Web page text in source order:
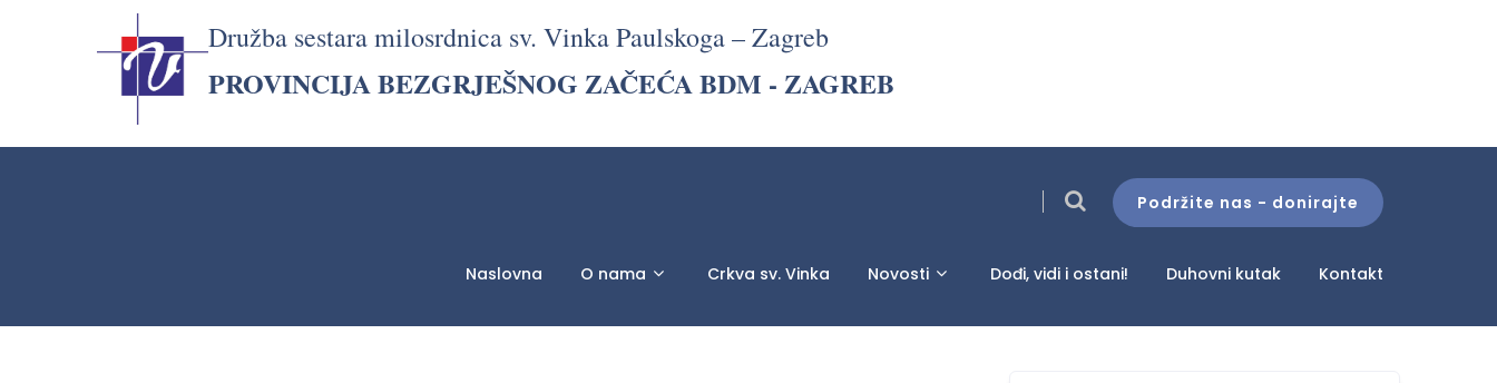
Družba sestara milosrdnica sv. Vinka Paulskoga – Zagreb
PROVINCIJA BEZGRJEŠNOG ZAČEĆA BDM - ZAGREB
Podržite nas - donirajte
Naslovna O nama Crkva sv. Vinka Novosti Dođi, vidi i ostani! Duhovni kutak Kontakt